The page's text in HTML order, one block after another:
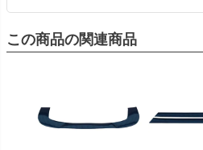
この商品の関連商品